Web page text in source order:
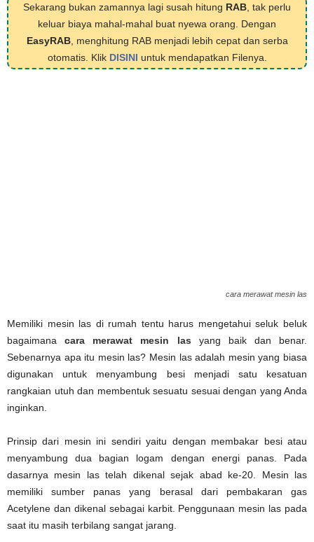
Sekarang bukan zamannya lagi susah hitung RAB , tak perlu
keluar biaya mahal-mahal buat nyewa orang. Dengan
EasyRAB, menghitung RAB menjadi lebih cepat dan serba
otomatis. Klik DISINI untuk mendapatkan Filenya.
cara merawat mesin las
Memiliki mesin las di rumah tentu harus mengetahui seluk beluk
bagaimanacara merawat mesin las yang baik dan benar.
Sebenarnya apa itu mesin las? Mesin las adalah mesin yang biasa
digunakan untuk menyambung besi menjadi satu kesatuan
rangkaian utuh dan membentuk sesuatu sesuai dengan yang Anda
inginkan.
Prinsip dari mesin ini sendiri yaitu dengan membakar besi atau
menyambung dua bagian logam dengan energi panas. Pada
dasarnya mesin las telah dikenal sejak abad ke-20. Mesin las
memiliki sumber panas yang berasal dari pembakaran gas
Acetylene dan dikenal sebagai karbit. Penggunaan mesin las pada
saat itu masih terbilang sangat jarang.